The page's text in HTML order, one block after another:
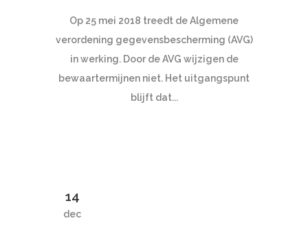
Op 25 mei 2018 treedt de Algemene
verordening gegevensbescherming (AVG)
in werking. Door de AVG wijzigen de
bewaartermijnen niet. Het uitgangspunt
blijft dat...
14
dec